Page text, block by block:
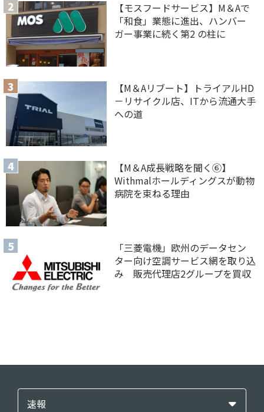
【モスフードサービス】M＆Aで
「和食」業態に進出、ハンバー
ガー事業に続く第2 の柱に
【M＆Aリブート】トライアルHD
－リサイクル店、ITから流通大手
への道
【M＆A 成長戦略を聞く⑥】
Withmalホールディングスが動物
病院を束ねる理由
「三菱電機」欧州のデータセン
ター向け空調サービス網を取り込
み 販売代理店2グループを買収
速報